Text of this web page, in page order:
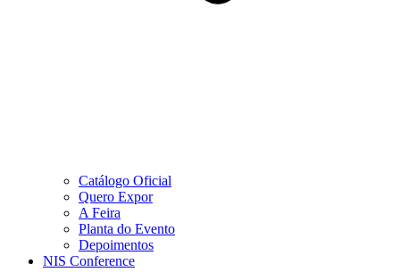
Catálogo Oficial
Quero Expor
A Feira
Planta do Evento
Depoimentos
NIS Conference